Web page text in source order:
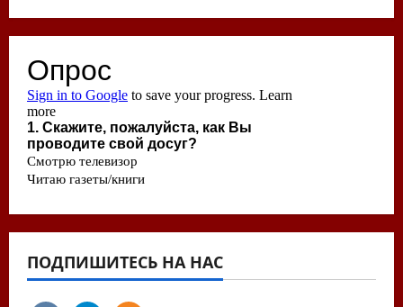
ПОДПИШИТЕСЬ НА НАС